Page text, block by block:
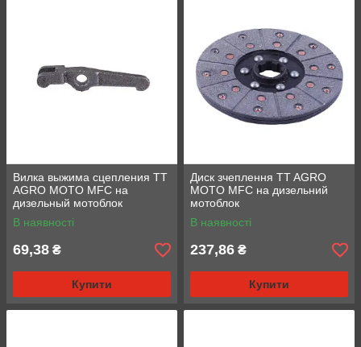
Вилка выжима сцепления TT
AGRO MOTO MFC на
дизельный мотоблок
В наявності
69,38 ₴
Купити
Диск зчеплення TT AGRO
MOTO MFC на дизельний
мотоблок
В наявності
237,86 ₴
Купити